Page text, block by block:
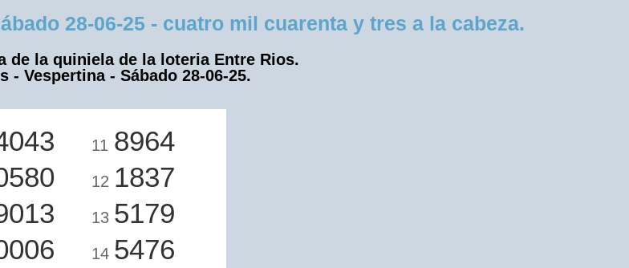
28-06-25 - cuatro mil cuarenta y tres a la cabeza.
de la quiniela de la loteria Entre Rios.
- Vespertina - Sábado 28-06-25.
11 8964
12 1837
13 5179
14 5476